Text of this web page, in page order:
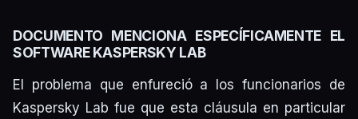
DOCUMENTO MENCIONA ESPECÍFICAMENTE EL
SOFTWARE KASPERSKY LAB
El problema que enfureció a los funcionarios de
Kaspersky Lab fue que esta cláusula en particular